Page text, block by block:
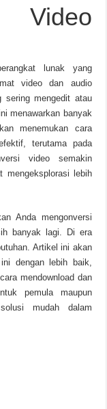
Video
lunak yang
video dan audio
sering mengedit atau
menawarkan banyak
menemukan cara
terutama pada
video semakin
mengeksplorasi lebih
Anda mengonversi
banyak lagi. Di era
Artikel ini akan
dengan lebih baik,
mendownload dan
pemula maupun
mudah dalam